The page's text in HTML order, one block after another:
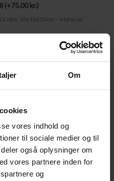
Om
vores indhold og
til sociale medier og til
også oplysninger om
vores partnere inden for
og
(+75,00kr.)
18x18x35cm – Material:
- +
(+
Das Telefon kann bedient
(+750,00kr.)
Klicken Sie auf das Bild, um die